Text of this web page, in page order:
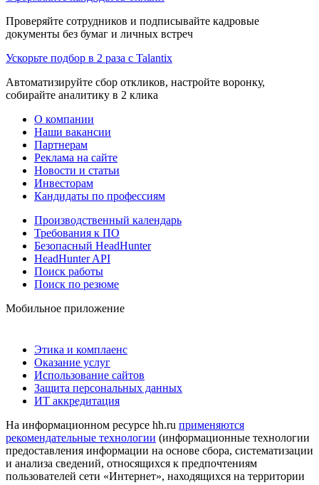
Проверяйте сотрудников и подписывайте кадровые
документы без бумаг и личных встреч
Ускорьте подбор в 2 раза с Talantix
Автоматизируйте сбор откликов, настройте воронку,
собирайте аналитику в 2 клика
О компании
Наши вакансии
Партнерам
Реклама на сайте
Новости и статьи
Инвесторам
Кандидаты по профессиям
Производственный календарь
Требования к ПО
Безопасный HeadHunter
HeadHunter API
Поиск работы
Поиск по резюме
Мобильное приложение
Этика и комплаенс
Оказание услуг
Использование сайтов
Защита персональных данных
ИТ аккредитация
На информационном ресурсе hh.ru применяются
рекомендательные технологии (информационные технологии
предоставления информации на основе сбора, систематизации
и анализа сведений, относящихся к предпочтениям
пользователей сети «Интернет», находящихся на территории